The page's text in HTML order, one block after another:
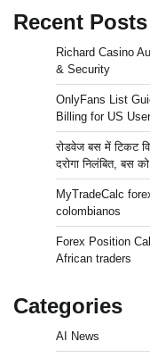
Recent Posts
Richard Casino
& Security
OnlyFans List
Billing for US
रोडवेज बस में टिकट
दरोगा निलंबित, बस
MyTradeCalc
colombianos
Forex Position
African traders
Categories
AI News